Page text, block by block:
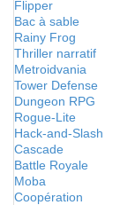
Flipper
Bac à sable
Rainy Frog
Thriller narratif
Metroidvania
Tower Defense
Dungeon RPG
Rogue-Lite
Hack-and-Slash
Cascade
Battle Royale
Moba
Coopération